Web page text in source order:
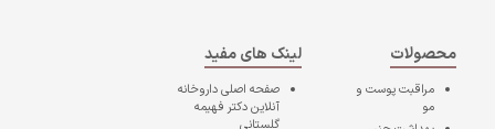
محصولات
مراقبت پوست و
مو
لینک های مفید
صفحه اصلیداروخانه
آنلاین دکتر فهیمه
گلستانی